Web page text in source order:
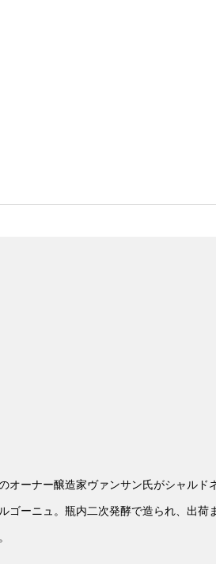
オーナー醸造家ヴァンサン氏がシャルド
ゴーニュ。瓶内二次発酵で造られ、出荷